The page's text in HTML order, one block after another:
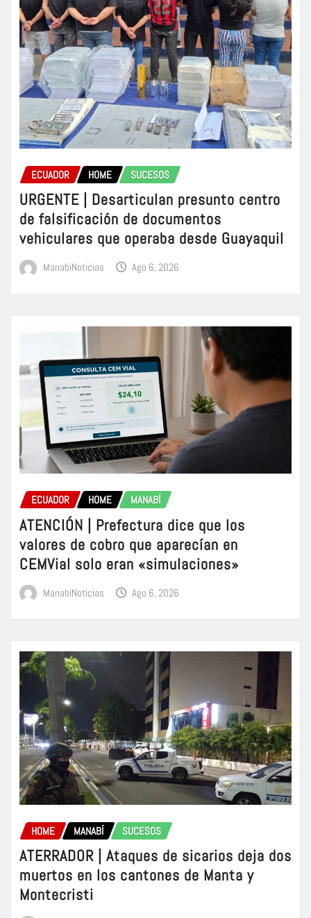
ECUADOR HOME SUCESOS
URGENTE | Desarticulan presunto centro
de falsificación de documentos
vehiculares que operaba desde Guayaquil
ManabiNoticias Ago 6, 2026
ECUADOR HOME MANABÍ
ATENCIÓN | Prefectura dice que los
valores de cobro que aparecían en
CEMVial solo eran «simulaciones»
ManabiNoticias Ago 6, 2026
HOME MANABÍ SUCESOS
ATERRADOR | Ataques de sicarios deja dos
muertos en los cantones de Manta y
Montecristi